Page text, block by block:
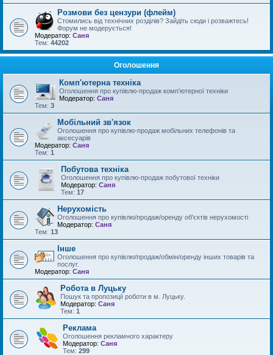
Розмови без цензури (флейм)
Стомились від технічних розділів? Зайдіть сюди і розважтесь!
Форум не модерується!
Модератор: Саня
Тем: 44202
Оголошення
Комп'ютерна техніка
Оголошення про купівлю-продаж комп'ютерної техніки
Модератор: Саня
Тем: 3
Мобільний зв'язок
Оголошення про купівлю-продаж мобільних телефонів та
аксесуарів
Модератор: Саня
Тем: 1
Побутова техніка
Оголошення про купівлю-продаж побутової техніки
Модератор: Саня
Тем: 17
Нерухомість
Оголошення про купівлю/продаж/оренду об'єктів нерухомості
Модератор: Саня
Тем: 13
Інше
Оголошення про купівлю/продаж/обмін/оренду інших товарів та
послуг.
Модератор: Саня
Робота в Луцьку
Пошук та пропозиції роботи в м. Луцьку.
Модератор: Саня
Тем: 1
Реклама
Оголошення рекламного характеру
Модератор: Саня
Тем: 299